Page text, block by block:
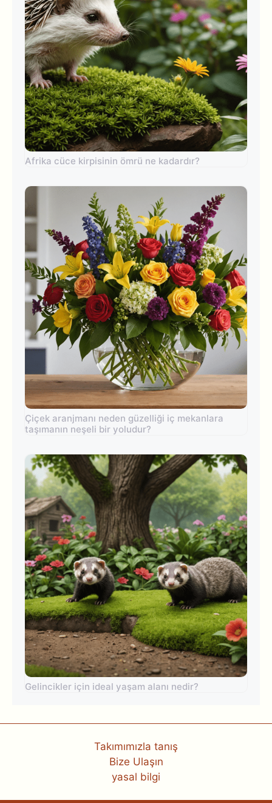
Afrika cüce kirpisinin ömrü ne kadardır?
Çiçek aranjmanı neden güzelliği iç mekanlara
taşımanın neşeli bir yoludur?
Gelincikler için ideal yaşam alanı nedir?
Takımımızla tanış
Bize Ulaşın
yasal bilgi